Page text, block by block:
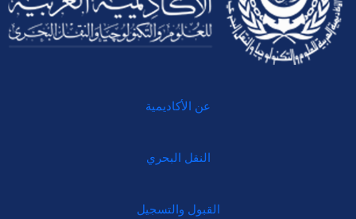
عن الأكاديمية
النقل البحري
القبول والتسجيل